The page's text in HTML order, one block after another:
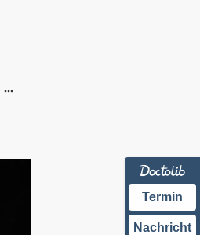
Termin
Nachricht